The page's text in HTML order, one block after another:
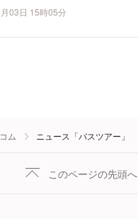
03日 15時05分
ム ニュース「バスツアー」
このページの先頭へ